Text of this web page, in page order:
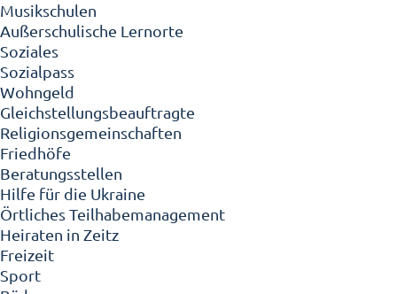
Musikschulen
Außerschulische Lernorte
Soziales
Sozialpass
Wohngeld
Gleichstellungsbeauftragte
Religionsgemeinschaften
Friedhöfe
Beratungsstellen
Hilfe für die Ukraine
Örtliches Teilhabemanagement
Heiraten in Zeitz
Freizeit
Sport